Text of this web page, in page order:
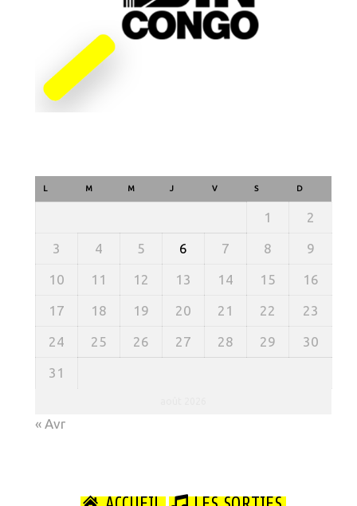
L M M J V S D
1 2
3 4 5 6 7 8 9
10 11 12 13 14 15 16
17 18 19 20 21 22 23
24 25 26 27 28 29 30
31
« Avr